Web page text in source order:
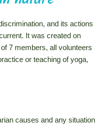
and its actions
It was created on
7 members, all volunteers
or teaching of yoga,
causes and any situation